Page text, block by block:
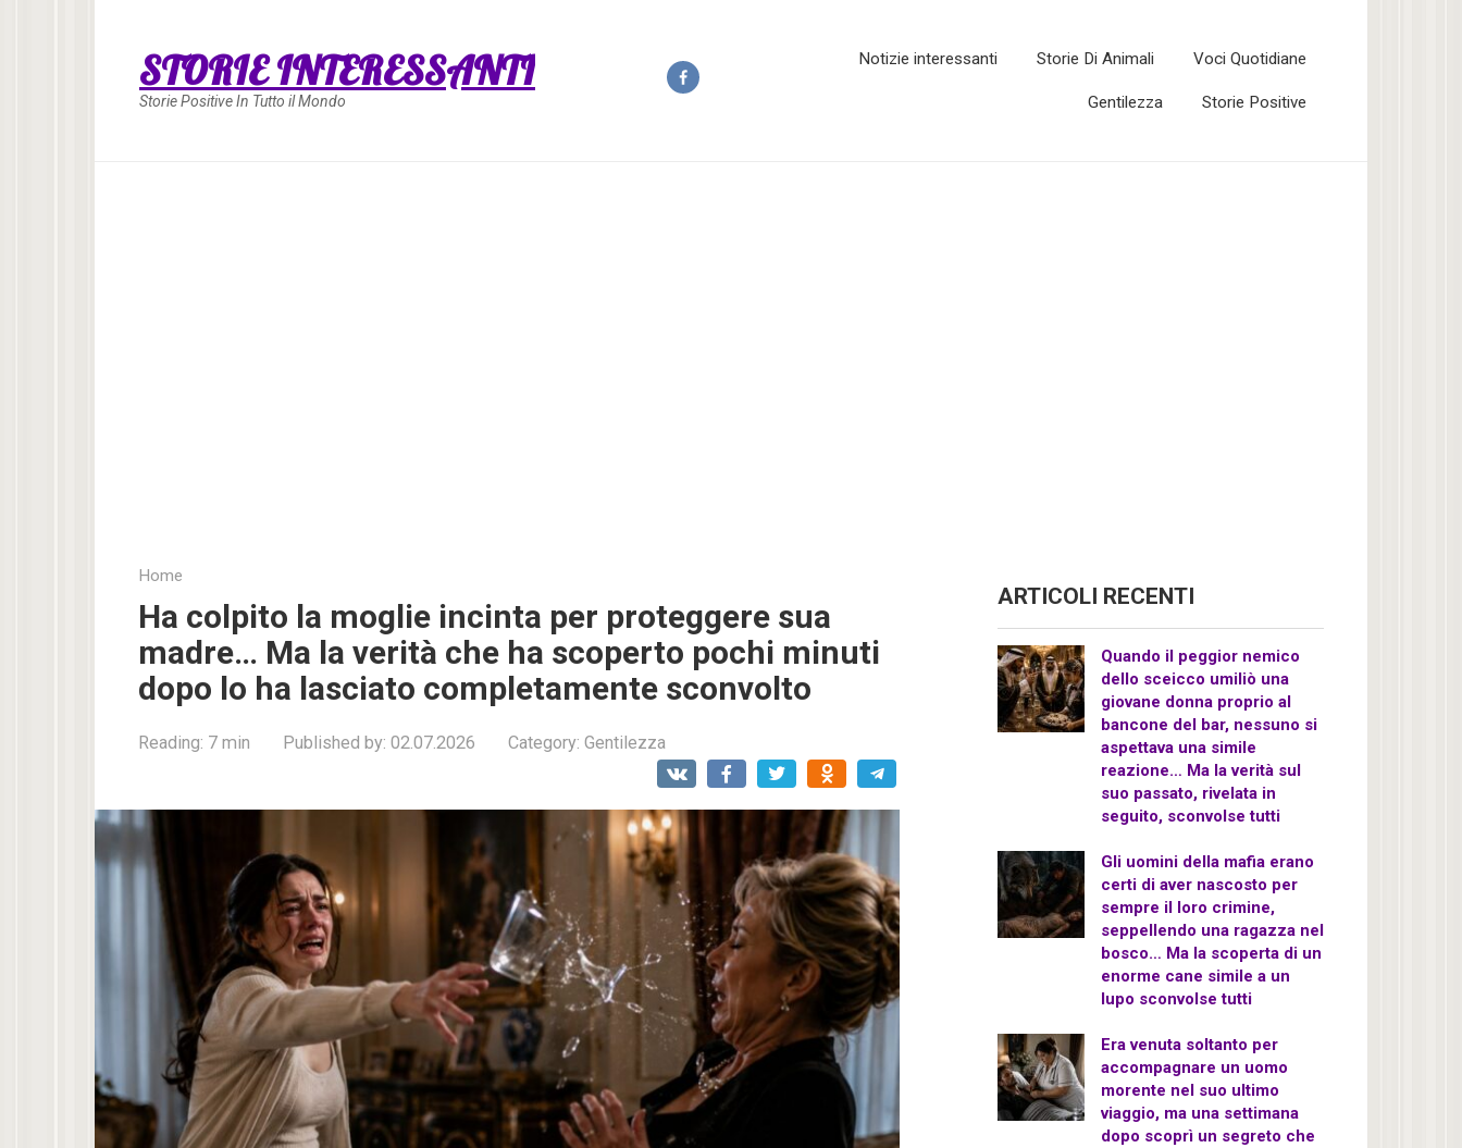
STORIE INTERESSANTI
Storie Positive In Tutto il Mondo
Notizie interessanti Storie Di Animali Voci Quotidiane
Gentilezza Storie Positive
Home
Ha colpito la moglie incinta per proteggere sua
madre… Ma la verità che ha scoperto pochi minuti
dopo lo ha lasciato completamente sconvolto
Reading: 7 min Published by: 02.07.2026 Category: Gentilezza
ARTICOLI RECENTI
Quando il peggior nemico
dello sceicco umiliò una
giovane donna proprio al
bancone del bar, nessuno si
aspettava una simile
reazione… Ma la verità sul
suo passato, rivelata in
seguito, sconvolse tutti
Gli uomini della mafia erano
certi di aver nascosto per
sempre il loro crimine,
seppellendo una ragazza nel
bosco… Ma la scoperta di un
enorme cane simile a un
lupo sconvolse tutti
Era venuta soltanto per
accompagnare un uomo
morente nel suo ultimo
viaggio, ma una settimana
dopo scoprì un segreto che